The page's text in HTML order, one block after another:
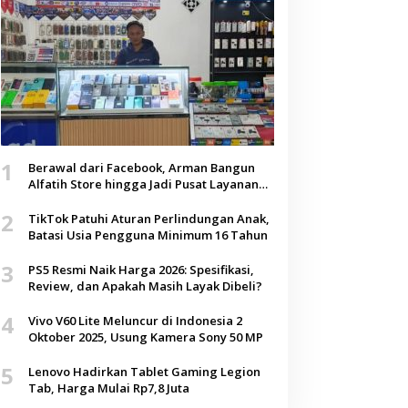
1
Berawal dari Facebook, Arman Bangun
Alfatih Store hingga Jadi Pusat Layanan
2
TikTok Patuhi Aturan Perlindungan Anak,
Batasi Usia Pengguna Minimum 16 Tahun
3
PS5 Resmi Naik Harga 2026: Spesifikasi,
Review, dan Apakah Masih Layak Dibeli?
4
Vivo V60 Lite Meluncur di Indonesia 2
Oktober 2025, Usung Kamera Sony 50 MP
5
Lenovo Hadirkan Tablet Gaming Legion
Tab, Harga Mulai Rp7,8 Juta